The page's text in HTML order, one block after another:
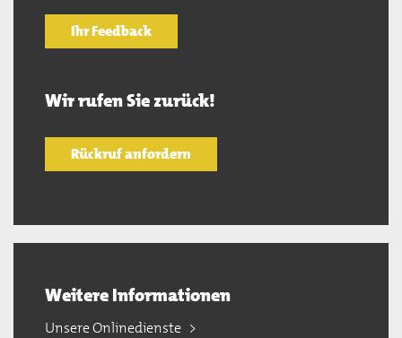
Ihr Feedback
Wir rufen Sie zurück!
Rückruf anfordern
Weitere Informationen
Unsere Onlinedienste